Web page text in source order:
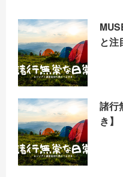
と注
諸行
き】